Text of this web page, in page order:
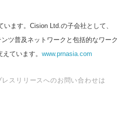
ます。Cision Ltd.の子会社として、
ツ普及ネットワークと包括的なワーク
ています。 www.prnasia.com
スリリースへのお問い合わせは